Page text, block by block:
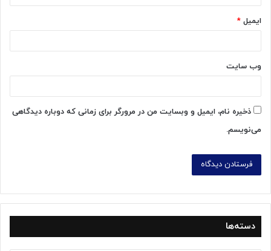
ایمیل *
وب‌ سایت
ذخیره نام، ایمیل و وبسایت من در مرورگر برای زمانی که دوباره دیدگاهی
می‌نویسم.
دسته‌ها